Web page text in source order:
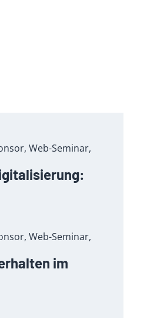
Web-Seminar,
Web-Seminar,
im